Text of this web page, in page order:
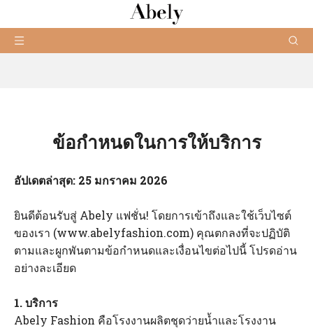
ข้อกำหนดในการให้บริการ
อัปเดตล่าสุด: 25 มกราคม 2026
ยินดีต้อนรับสู่ Abely แฟชั่น! โดยการเข้าถึงและใช้เว็บไซต์
ของเรา (www.abelyfashion.com) คุณตกลงที่จะปฏิบัติ
ตามและผูกพันตามข้อกำหนดและเงื่อนไขต่อไปนี้ โปรดอ่าน
อย่างละเอียด
1. บริการ
Abely Fashion คือโรงงานผลิตชุดว่ายน้ำและโรงงาน